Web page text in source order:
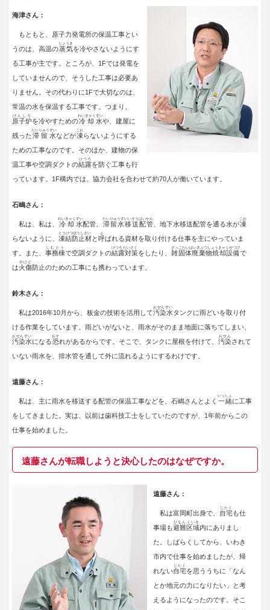
海津さん：
もともと、原子力発電所の保温工事とい
うのは、高温の蒸気
じょうき
を冷やさないようにす
る工事が主です。ところが、1Fでは発電を
していませんので、そうした工事は必要あ
りません。その代わりに1Fで大切なのは、
常温の水を保温する工事です。つまり、
原子炉
げんしろ
を冷やすための冷却水
れいきゃくすい
や、建屋に
残った滞留水
たいりゅうすい
などが凍
こお
らないようにする
ための工事なのです。そのほか、建物の保
温工事や空調ダクトの結露
けつろ
を防ぐ工事も行
っています。1F構内では、協力会社を合わせて約70人が働いています。
石嶋さん：
私は、私は、 冷却水
れいきゃくすい
配管、 滞留水移送配管
たいりゅうすいいそうはいかん
、地下水移送配管を通る水が凍
こお
らないように、 凍結防止材
とうけつぼうしざい
と呼
よ
ばれる資材を取り付ける仕事を主にやっていま
す。また、 事務棟
じむとう
で空調ダクトの結露対策
けつろたいさく
をしたり、 雑固体廃棄物焼却設備
ざっこたいはいきぶつしょうきゃくせつび
で
は火傷
やけど
防止のための工事にも携わっています。
鈴木さん：
私は2016年10月から、板金の技術を活用して汚染水
おせんすい
タンクに雨どいを取り付
ける作業をしています。雨どいがないと、雨水がそのまま地面に落ちてしまい、
汚染水
おせんすい
になる恐
おそ
れがあるからです。そこで、タンクに屋根を付けて、 汚染
おせん
されて
いない雨水を、排水管を通して外に流れるようにするわけです。
遠藤さん：
私は、主に雨水を移送する配管の保温工事などを、石嶋さんとよく 一緒
いっしょ
に工事
をしてきました。実は、以前は歯科技工士をしていたのですが、1年前からこの
仕事を始めました。
遠藤さんが転職しようと決心したのはなぜですか。
遠藤さん：
私は富岡町出身で、 自宅
じたく
も仕
事場も避難区域
ひなんくいき
内にありまし
た。しばらくしてから、いわき
市内で仕事を始めましたが、帰
れない自宅
じたく
を思ううちに「なん
とか地元の力になりたい」と考
えるようになったのです。そこ